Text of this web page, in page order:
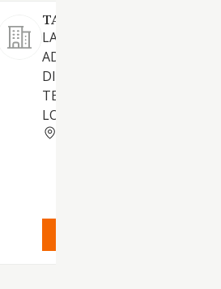
TAHORO INVERSIONES SL
LA COMPRAVENTA Y
ADQUISICION, POSESION Y
DISFRUTE DE INMUEBLES Y
TERRENOS, LA
LOS MISMOS